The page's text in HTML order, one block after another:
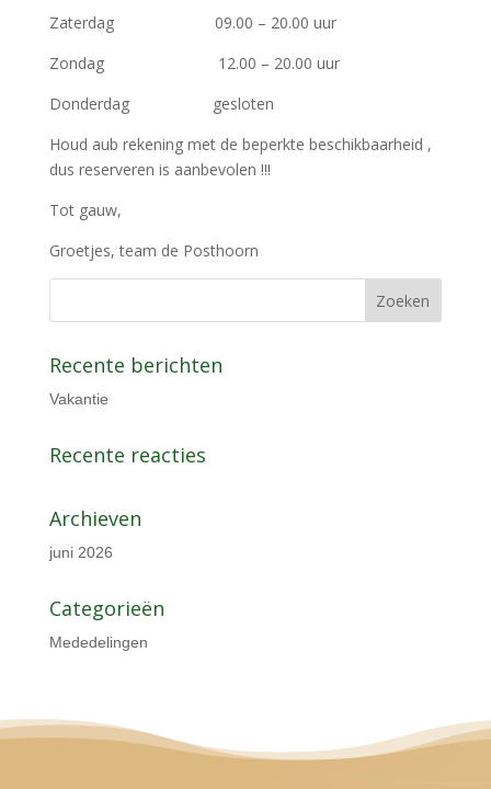
Zaterdag 09.00 – 20.00 uur
Zondag 12.00 – 20.00 uur
Donderdag gesloten
Houd aub rekening met de beperkte beschikbaarheid ,
dus reserveren is aanbevolen !!!
Tot gauw,
Groetjes, team de Posthoorn
Recente berichten
Vakantie
Recente reacties
Archieven
juni 2026
Categorieën
Mededelingen